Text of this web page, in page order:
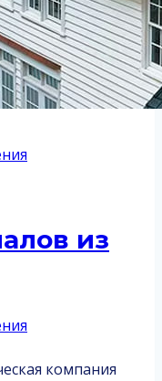
из
компания